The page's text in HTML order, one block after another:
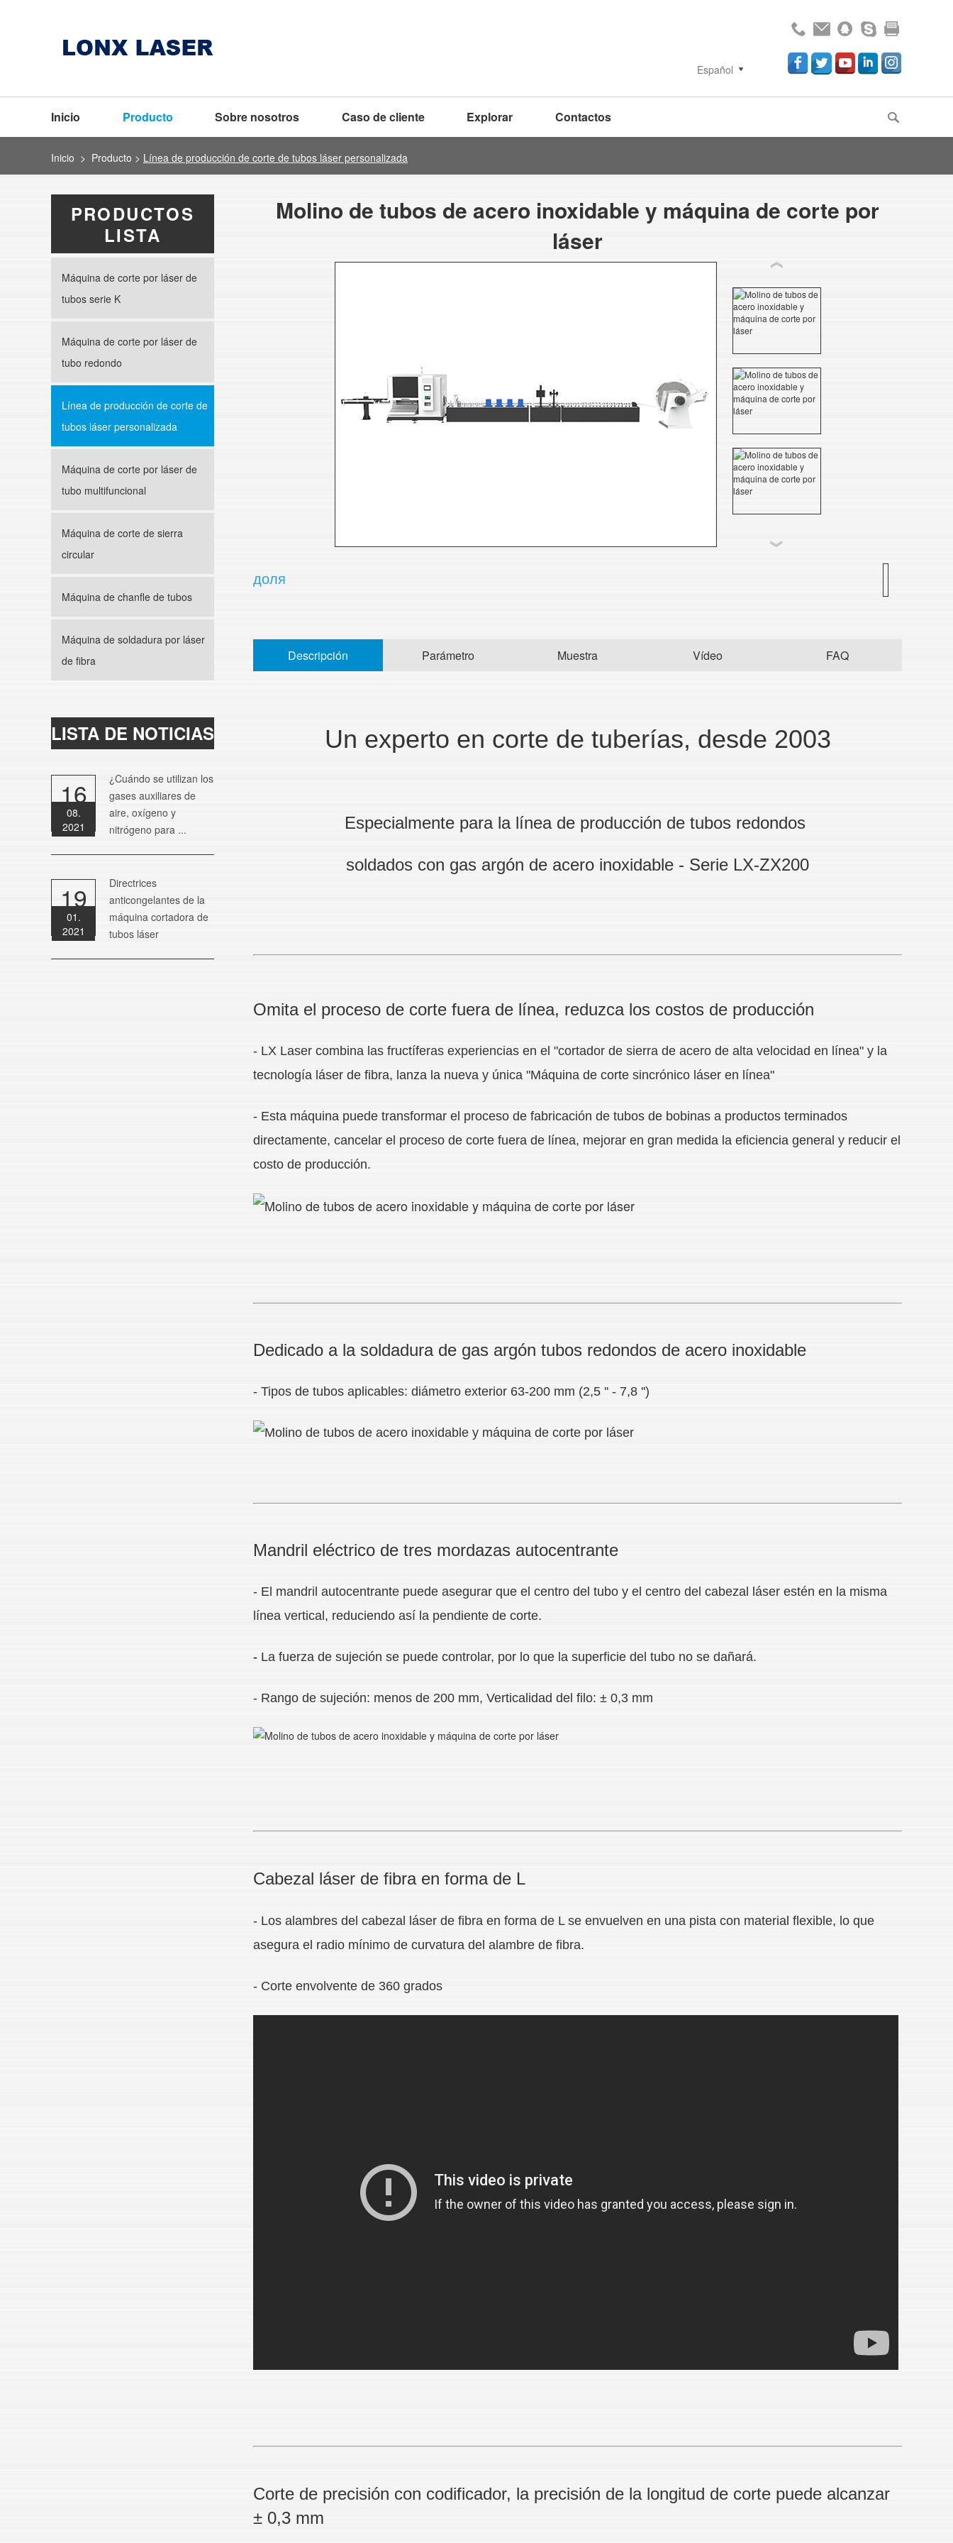
Español
Inicio Producto Sobre nosotros Caso de cliente Explorar Contactos
Inicio > Producto > Línea de producción de corte de tubos láser personalizada
Molino de tubos de acero inoxidable y máquina de corte por
láser
доля
Descripción Parámetro Muestra Vídeo FAQ
Un experto en corte de tuberías, desde 2003
Especialmente para la línea de producción de tubos redondos
soldados con gas argón de acero inoxidable - Serie LX-ZX200
Omita el proceso de corte fuera de línea, reduzca los costos de producción
- LX Laser combina las fructíferas experiencias en el "cortador de sierra de acero de alta velocidad en línea" y la
tecnología láser de fibra, lanza la nueva y única "Máquina de corte sincrónico láser en línea"
- Esta máquina puede transformar el proceso de fabricación de tubos de bobinas a productos terminados
directamente, cancelar el proceso de corte fuera de línea, mejorar en gran medida la eficiencia general y reducir el
costo de producción.
Dedicado a la soldadura de gas argón tubos redondos de acero inoxidable
- Tipos de tubos aplicables: diámetro exterior 63-200 mm (2,5 '' - 7,8 '')
Mandril eléctrico de tres mordazas autocentrante
- El mandril autocentrante puede asegurar que el centro del tubo y el centro del cabezal láser estén en la misma
línea vertical, reduciendo así la pendiente de corte.
- La fuerza de sujeción se puede controlar, por lo que la superficie del tubo no se dañará.
- Rango de sujeción: menos de 200 mm, Verticalidad del filo: ± 0,3 mm
Cabezal láser de fibra en forma de L
- Los alambres del cabezal láser de fibra en forma de L se envuelven en una pista con material flexible, lo que
asegura el radio mínimo de curvatura del alambre de fibra.
- Corte envolvente de 360 grados
Corte de precisión con codificador, la precisión de la longitud de corte puede alcanzar
± 0,3 mm
PRODUCTOS
LISTA
Máquina de corte por láser de
tubos serie K
Máquina de corte por láser de
tubo redondo
Línea de producción de corte de
tubos láser personalizada
Máquina de corte por láser de
tubo multifuncional
Máquina de corte de sierra
circular
Máquina de chanfle de tubos
Máquina de soldadura por láser
de fibra
LISTA DE NOTICIAS
16
08.
2021
¿Cuándo se utilizan los
gases auxiliares de
aire, oxígeno y
nitrógeno para ...
19
01.
2021
Directrices
anticongelantes de la
máquina cortadora de
tubos láser